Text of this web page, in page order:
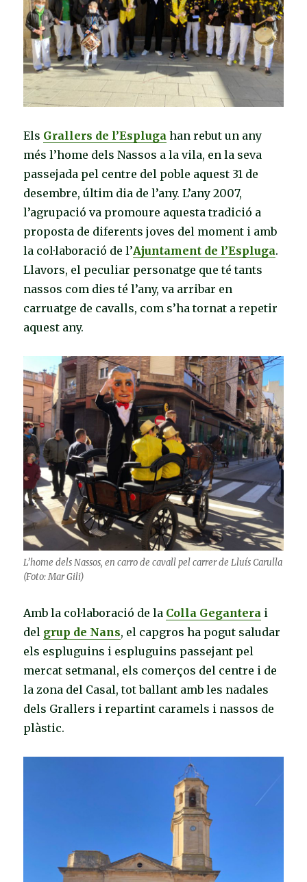
Els Grallers de l’Espluga han rebut un any
més l’home dels Nassos a la vila, en la seva
passejada pel centre del poble aquest 31 de
desembre, últim dia de l’any. L’any 2007,
l’agrupació va promoure aquesta tradició a
proposta de diferents joves del moment i amb
la col·laboració de l’Ajuntament de l’Espluga.
Llavors, el peculiar personatge que té tants
nassos com dies té l’any, va arribar en
carruatge de cavalls, com s’ha tornat a repetir
aquest any.
L’home dels Nassos, en carro de cavall pel carrer de Lluís Carulla
(Foto: Mar Gili)
Amb la col·laboració de la Colla Gegantera i
del grup de Nans, el capgros ha pogut saludar
els espluguins i espluguins passejant pel
mercat setmanal, els comerços del centre i de
la zona del Casal, tot ballant amb les nadales
dels Grallers i repartint caramels i nassos de
plàstic.